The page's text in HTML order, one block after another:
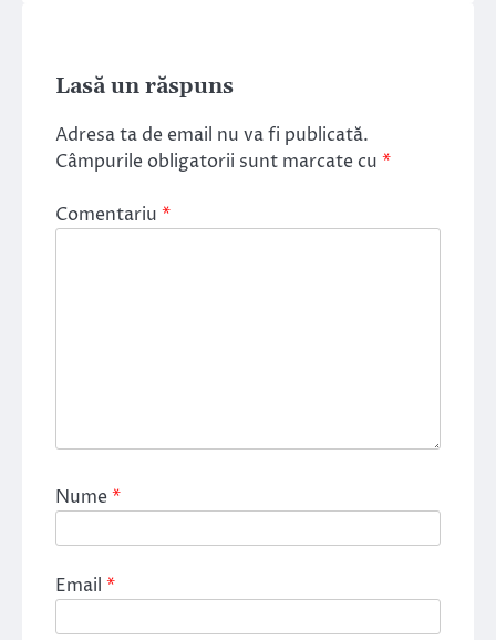
Lasă un răspuns
Adresa ta de email nu va fi publicată.
Câmpurile obligatorii sunt marcate cu *
Comentariu *
Nume*
Email *